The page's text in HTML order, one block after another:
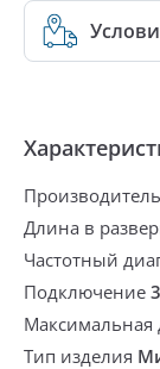
Длина в
Частотный
Подключение
Максимальная
Тип изделия